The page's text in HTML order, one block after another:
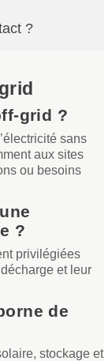
?
grid ?
sans
aux sites
ou besoins
?
privilégiées
et leur
de
stockage et